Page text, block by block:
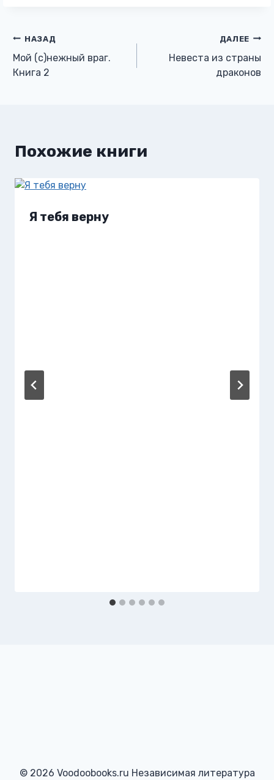
Навигация
по
НАЗАД
Мой (с)нежный враг.
Книга 2
ДАЛЕЕ
Невеста из страны
драконов
Похожие книги
Я тебя верну
© 2026 Voodoobooks.ru Независимая литература